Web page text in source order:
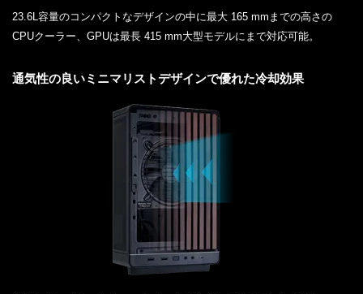
23.6L容量のコンパクトなデザインの中に最大 165 mmまでの高さの
CPUクーラー、GPUは最長 415 mm大型モデルにまで対応可能。
通気性の良いミニマリストデザインで優れた冷却効果